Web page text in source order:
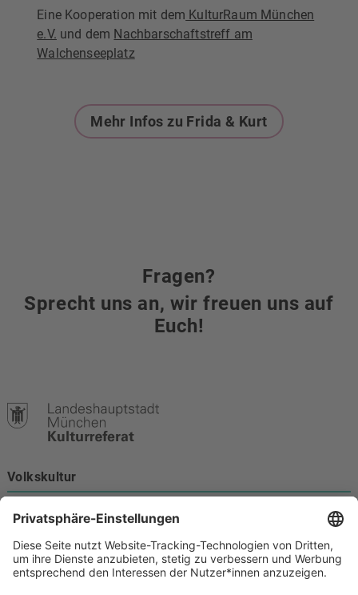
Eine Kooperation mit dem KulturRaum München
e.V. und dem Nachbarschaftstreff am
Walchenseeplatz
Mehr Infos zu Frida & Kurt
Fragen?
Sprecht uns an, wir freuen uns auf
Euch!
Volkskultur
80331 München
Kontakt
089 233-21172